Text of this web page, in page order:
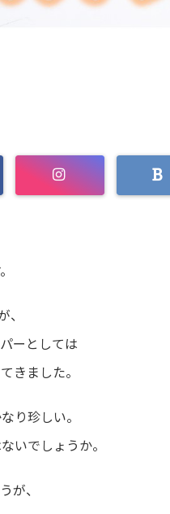
、
ーとしては
きました。
り珍しい。
いでしょうか。
が、